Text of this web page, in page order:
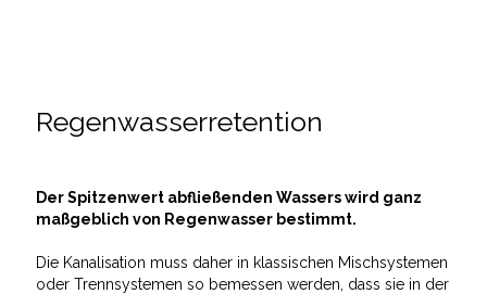
Regenwasserretention
Der Spitzenwert abfließenden Wassers wird ganz
maßgeblich von Regenwasser bestimmt.
Die Kanalisation muss daher in klassischen Mischsystemen
oder Trennsystemen so bemessen werden, dass sie in der